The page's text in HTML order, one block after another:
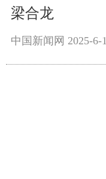
梁合龙
中国新闻网 2025-6-